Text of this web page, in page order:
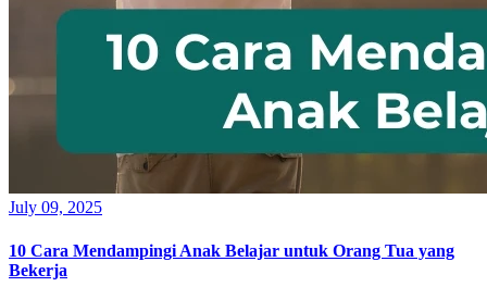
July 09, 2025
10 Cara Mendampingi Anak Belajar untuk Orang Tua yang
Bekerja